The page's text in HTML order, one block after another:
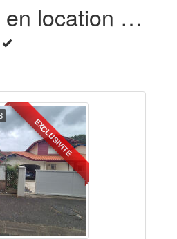
8 maisons en location dans les Landes (40)
EXCLUSIVITÉ